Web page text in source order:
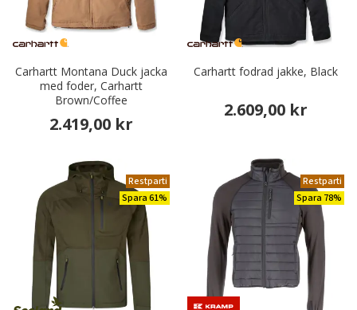
Carhartt Montana Duck jacka
med foder, Carhartt
Brown/Coffee
2.419,00 kr
Carhartt fodrad jakke, Black
2.609,00 kr
Restparti
Spara 61%
Restparti
Spara 78%